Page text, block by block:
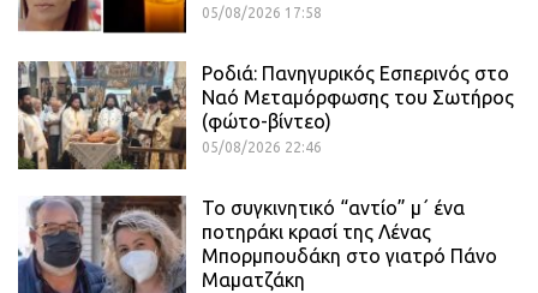
05/08/2026 17:58
Ροδιά: Πανηγυρικός Εσπερινός στο
Ναό Μεταμόρφωσης του Σωτήρος
(φώτο-βίντεο)
05/08/2026 22:46
Το συγκινητικό “αντίο” μ΄ ένα
ποτηράκι κρασί της Λένας
Μπορμπουδάκη στο γιατρό Πάνο
Μαματζάκη